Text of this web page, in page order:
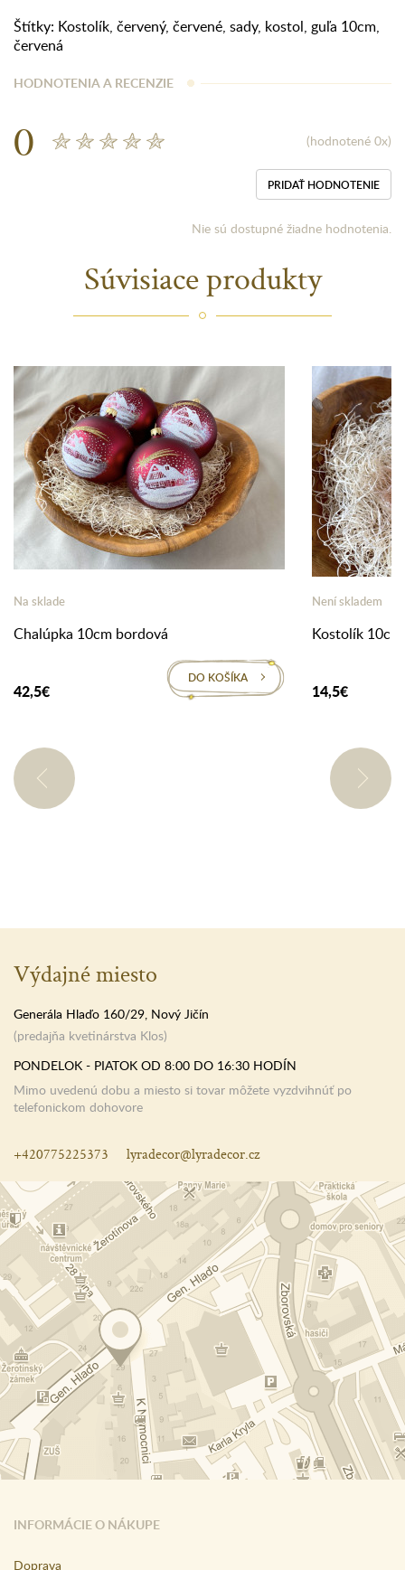
Štítky: Kostolík, červený, červené, sady, kostol, guľa 10cm,
červená
HODNOTENIA A RECENZIE
0 (hodnotené 0x)
PRIDAŤ HODNOTENIE
Nie sú dostupné žiadne hodnotenia.
Súvisiace produkty
Na sklade
Chalúpka 10cm bordová
42,5€
DO KOŠÍKA
Není skladem
Kostolík
14,5€
INFORMÁCIE O NÁKUPE
Doprava
Výdajné miesto
Generála Hlaďo 160/29, Nový Jičín
(predajňa kvetinárstva Klos)
PONDELOK - PIATOK OD 8:00 DO 16:30 HODÍN
Mimo uvedenú dobu a miesto si tovar môžete vyzdvihnúť po
telefonickom dohovore
+420775225373 lyradecor@lyradecor.cz